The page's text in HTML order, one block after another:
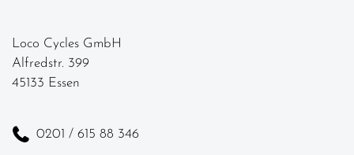
Loco Cycles GmbH
Alfredstr. 399
45133 Essen
0201 / 615 88 346